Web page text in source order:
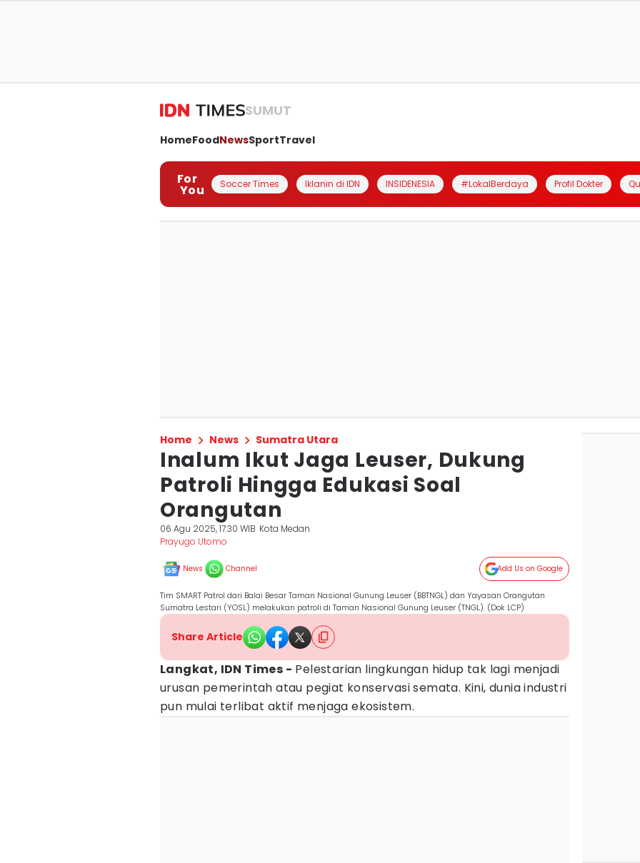
SUMUT
HomeFoodNewsSportTravel
For
You Soccer Times Iklanin di IDN INSIDENESIA #LokalBerdaya Profil Dokter
Home News Sumatra Utara
Inalum Ikut Jaga Leuser, Dukung
Patroli Hingga Edukasi Soal
Orangutan
06 Agu 2025, 17:30 WIB Kota Medan
Prayugo Utomo
News Channel Add Us on Google
Tim SMART Patrol dari Balai Besar Taman Nasional Gunung Leuser (BBTNGL) dan Yayasan Orangutan
Sumatra Lestari (YOSL) melakukan patroli di Taman Nasional Gunung Leuser (TNGL). (Dok LCP)
Share Article
Langkat, IDN Times - Pelestarian lingkungan hidup tak lagi menjadi
urusan pemerintah atau pegiat konservasi semata. Kini, dunia industri
pun mulai terlibat aktif menjaga ekosistem.